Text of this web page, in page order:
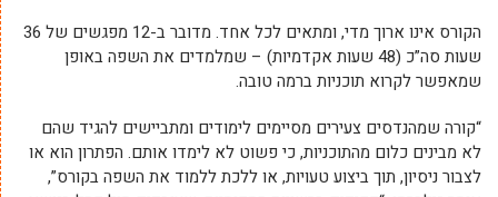
הקורס אינו ארוך מדי, ומתאים לכל אחד. מדובר ב-12 מפגשים של 36
שעות סה”כ (48 שעות אקדמיות) – שמלמדים את השפה באופן
שמאפשר לקרוא תוכניות ברמה טובה.
“קורה שמהנדסים צעירים מסיימים לימודים ומתביישים להגיד שהם
לא מבינים כלום מהתוכניות, כי פשוט לא לימדו אותם. הפתרון הוא או
לצבור ניסיון, תוך ביצוע טעויות, או ללכת ללמוד את השפה בקורס”,